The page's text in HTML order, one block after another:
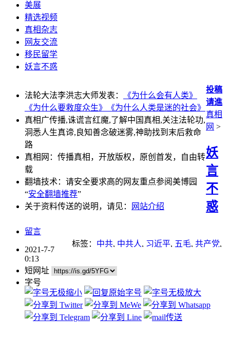
美展
精选视频
真相杂志
网友交流
移民留学
妖言不惑
法轮大法李洪志大师发表：
《为什么会有人类》
《为什么要救度众生》
《为什么人类是迷的社会》
真相广传播,诛谎言红魔,了解中国真相,关注法轮功,
洞悉人生真谛,良知善念破迷雾,神助找到末后救命
路
真相网：传播真相，开放版权，原创首发，自由转
载
翻墙技术：请安全要求高的网友重点参阅美博园
“安全翻墙推荐”
关于资料传送的说明，请见：
网站介绍
投稿
请進
真相
网 >
妖
言
不
惑
留言
标签： 中共, 中共人, 习近平, 五毛, 共产党,
2021-7-7
0:13
短网址
字号